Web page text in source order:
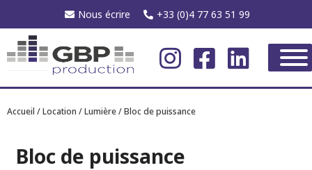
Nous écrire +33 (0)4 77 63 51 99
Accueil /Location /Lumière/ Bloc de puissance
Bloc de puissance